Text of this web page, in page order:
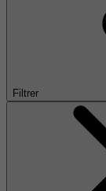
Filtrer